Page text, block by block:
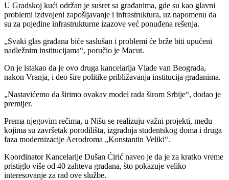
U Gradskoj kući održan je susret sa građanima, gde su kao glavni
problemi izdvojeni zapošljavanje i infrastruktura, uz napomenu da
su za pojedine infrastrukturne izazove već ponuđena rešenja.
„Svaki glas građana biće saslušan i problemi će brže biti upućeni
nadležnim institucijama“, poručio je Macut.
On je istakao da je ovo druga kancelarija Vlade van Beograda,
nakon Vranja, i deo šire politike približavanja institucija građanima.
„Nastavićemo da širimo ovakav model rada širom Srbije“, dodao je
premijer.
Prema njegovim rečima, u Nišu se realizuju važni projekti, među
kojima su završetak porodilišta, izgradnja studentskog doma i druga
faza modernizacije Aerodroma „Konstantin Veliki“.
Koordinator Kancelarije Dušan Ćirić naveo je da je za kratko vreme
pristiglo više od 40 zahteva građana, što pokazuje veliko
interesovanje za rad ove službe.